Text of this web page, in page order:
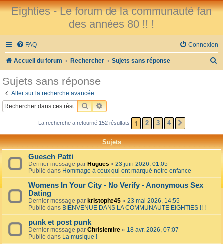
Eighties - Le forum de la communauté fan
des années 80 !! !
FAQ Connexion
Accueil du forum Rechercher Sujets sans réponse
h
r
Sujets sans réponse
Aller sur la recherche avancée
RECHERCHER
RECHERCHE AVANCÉE
La recherche a retourné 152 résultats 1 2 3 4
Sujets
Guesch Patti
Dernier message par Hugues « 23 juin 2026, 01:05
Publié dans Hommage à ceux qui ont marqué notre enfance
Womens In Your City - No Verify - Anonymous Sex
Dating
Dernier message par kristophe45 « 23 mai 2026, 14:55
Publié dans BIENVENUE DANS LA COMMUNAUTE EIGHTIES !! !
punk et post punk
Dernier message par Chrislemire « 18 avr. 2026, 07:07
Publié dans La musique !